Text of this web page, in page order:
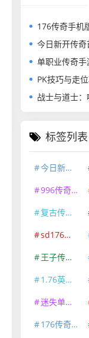
176传奇手机版跨服PK
今日新开传奇首区：
单职业传奇手游：剑
PK技巧与走位攻略
战士与道士：哪
标签列表
今日新开传奇首区
996传奇手游
复古传奇英雄版
sd176玛法传奇
王子传奇新骷髅王
1.76英雄合击发布网
迷失单职业传奇SF
176传奇手游新开服